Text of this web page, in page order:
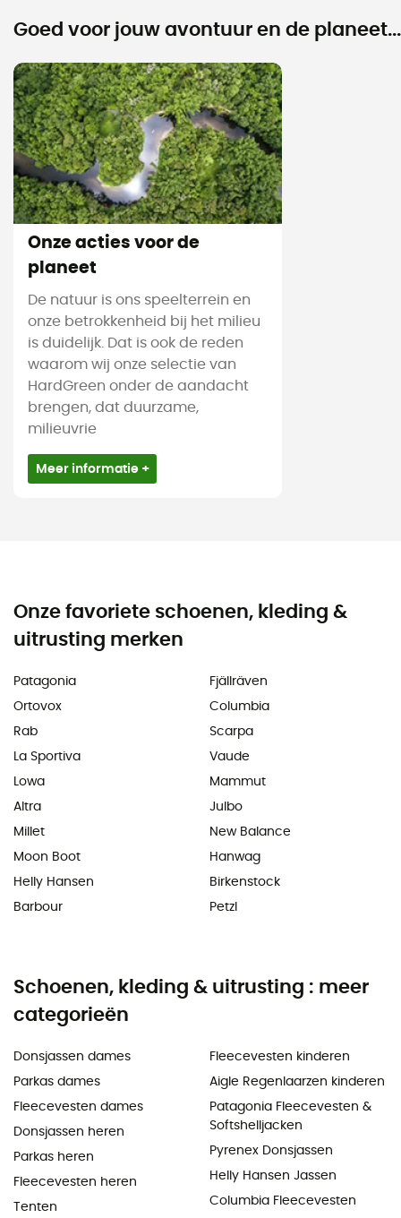
Goed voor jouw avontuur en de planeet...
Onze acties voor de
planeet
De natuur is ons speelterrein en
onze betrokkenheid bij het milieu
is duidelijk. Dat is ook de reden
waarom wij onze selectie van
HardGreen onder de aandacht
brengen, dat duurzame,
milieuvrie
Meer informatie +
Onze favoriete schoenen, kleding &
uitrusting merken
Patagonia
Ortovox
Rab
La Sportiva
Lowa
Altra
Millet
Moon Boot
Helly Hansen
Barbour
Fjällräven
Columbia
Scarpa
Vaude
Mammut
Julbo
New Balance
Hanwag
Birkenstock
Petzl
Schoenen, kleding & uitrusting : meer
categorieën
Donsjassen dames
Parkas dames
Fleecevesten dames
Donsjassen heren
Parkas heren
Fleecevesten heren
Tenten
Fleecevesten kinderen
Aigle Regenlaarzen kinderen
Patagonia Fleecevesten &
Softshelljacken
Pyrenex Donsjassen
Helly Hansen Jassen
Columbia Fleecevesten